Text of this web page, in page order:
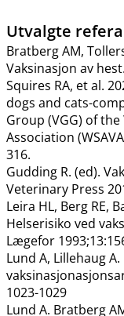
Utvalgte
Bratberg AM,
Vaksinasjon av
Squires RA, et al.
dogs and cats-
Group (VGG) of
Association
316.
Gudding R. (ed).
Veterinary Press
Leira HL, Berg RE,
Helserisiko ved
Lægefor
Lund A, Lillehaug
1023-1029
Lund A. Bratberg